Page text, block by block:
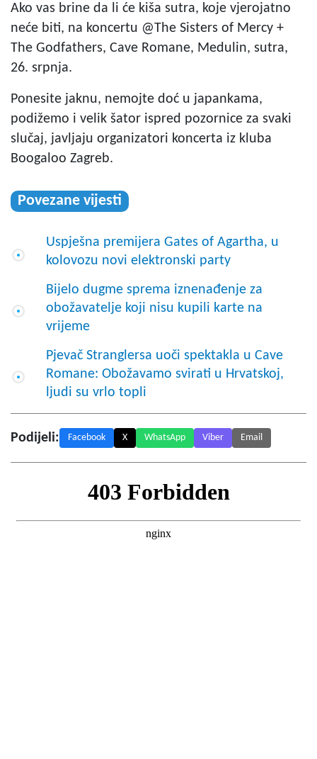
Ako vas brine da li će kiša sutra, koje vjerojatno
neće biti, na koncertu @The Sisters of Mercy +
The Godfathers, Cave Romane, Medulin, sutra,
26. srpnja.
Ponesite jaknu, nemojte doć u japankama,
podižemo i velik šator ispred pozornice za svaki
slučaj, javljaju organizatori koncerta iz kluba
Boogaloo Zagreb.
Povezane vijesti
Uspješna premijera Gates of Agartha, u
kolovozu novi elektronski party
Bijelo dugme sprema iznenađenje za
obožavatelje koji nisu kupili karte na
vrijeme
Pjevač Stranglersa uoči spektakla u Cave
Romane: Obožavamo svirati u Hrvatskoj,
ljudi su vrlo topli
Podijeli: Facebook X WhatsApp Viber Email